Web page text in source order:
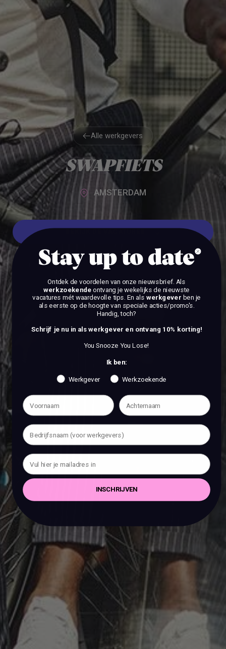
Alle werkgevers
Alle werkgevers
SWAPFIETS
AMSTERDAM
BEKIJK DE VACATURES
Stay up to date
Ontdek de voordelen van onze nieuwsbrief. Als
werkzoekendeontvang je wekelijks de nieuwste
vacatures mét waardevolle tips. En als werkgever ben je
als eerste op de hoogte van speciale acties/promo's.
Handig, toch?
Schrijf je nu in als werkgever en ontvang 10% korting!
You Snooze You Lose!
Ik ben:
Werkgever Werkzoekende
INSCHRIJVEN